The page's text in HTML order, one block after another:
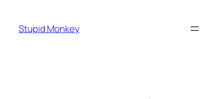
content
Stupid Monkey